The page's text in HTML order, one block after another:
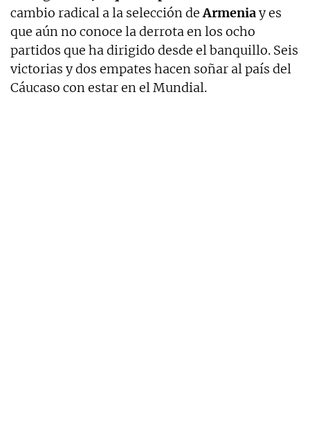
cambio radical a la selección deArmeniay es
que aún no conoce la derrota en los ocho
partidos que ha dirigido desde el banquillo. Seis
victorias y dos empates hacen soñar al país del
Cáucaso con estar en el Mundial.